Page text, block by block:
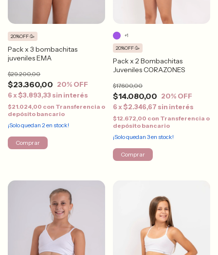
Pack x 3 bombachitas
juveniles EMA
$23.360,00
$29.200,00
20% OFF
6 x$3.893,33 sin interés
20%OFF 🥳
$21.024,00 con Transferencia o
depósito bancario
¡Solo quedan 2 en stock!
Comprar
Pack x 2 Bombachitas
Juveniles CORAZONES
$14.080,00
$17.600,00
20% OFF
6 x$2.346,67 sin interés
20%OFF 🥳
$12.672,00 con Transferencia o
depósito bancario
¡Solo quedan 3en stock!
+1
Comprar